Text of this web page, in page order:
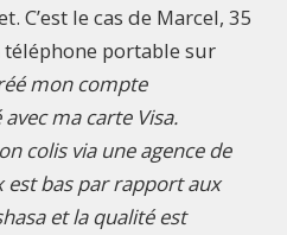
C’est le cas de Marcel, 35
téléphone portable sur
mon compte
ma carte Visa.
colis via une agence de
est bas par rapport aux
et la qualité est